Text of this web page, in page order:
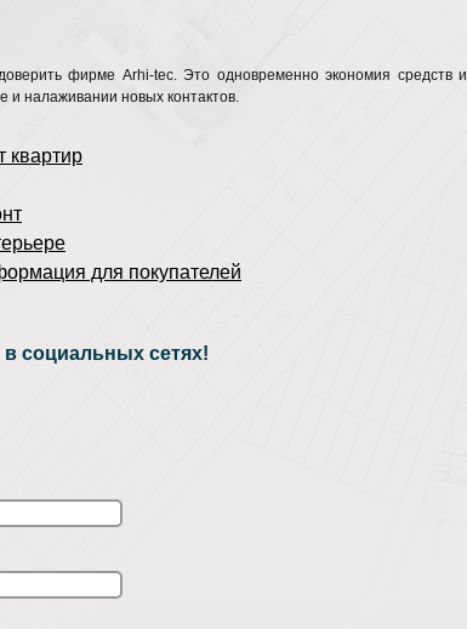
фирме Arhi-tec. Это одновременно экономия средств и
и налаживании новых контактов.
квартир
для покупателей
в социальных сетях!